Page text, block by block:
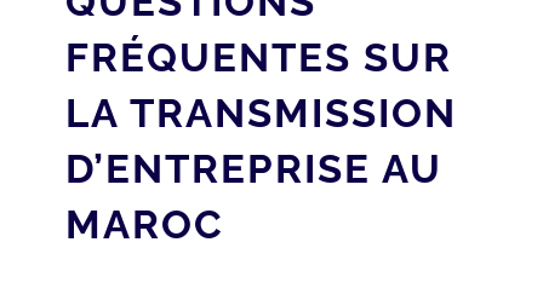
FRÉQUENTES SUR
LA TRANSMISSION
D’ENTREPRISE AU
MAROC